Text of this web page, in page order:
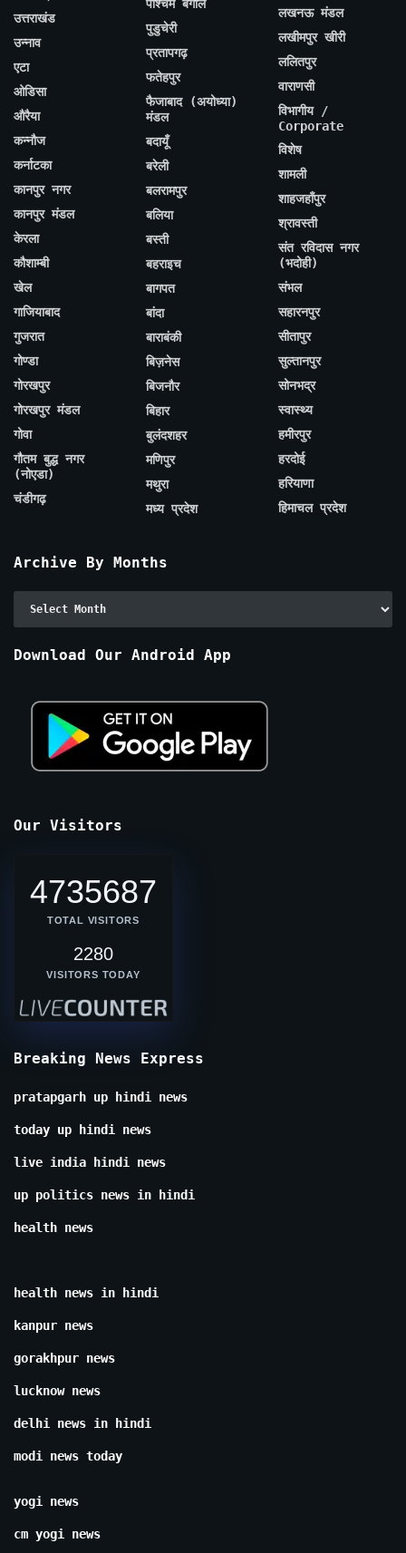
उत्तराखंड
उन्नाव
एटा
ओडिसा
औरैया
कन्नौज
कर्नाटका
कानपुर नगर
कानपुर मंडल
केरला
कौशाम्बी
खेल
गाजियाबाद
गुजरात
गोण्डा
गोरखपुर
गोरखपुर मंडल
गोवा
गौतम बुद्ध नगर
(नोएडा)
चंडीगढ़
पश्चिम बंगाल
पुडुचेरी
प्रतापगढ़
फतेहपुर
फैजाबाद (अयोध्या)
मंडल
बदायूँ
बरेली
बलरामपुर
बलिया
बस्ती
बहराइच
बागपत
बांदा
बाराबंकी
बिज़नेस
बिजनौर
बिहार
बुलंदशहर
मणिपुर
मथुरा
मध्य प्रदेश
लखनऊ मंडल
लखीमपुर खीरी
ललितपुर
वाराणसी
विभागीय /
Corporate
विशेष
शामली
शाहजहाँपुर
श्रावस्ती
संत रविदास नगर
(भदोही)
संभल
सहारनपुर
सीतापुर
सुल्तानपुर
सोनभद्र
स्वास्थ्य
हमीरपुर
हरदोई
हरियाणा
हिमाचल प्रदेश
Archive By Months
Archive
Download Our Android App
Our Visitors
4735687
TOTAL VISITORS
2280
VISITORS TODAY
Breaking News Express
pratapgarh up hindi news
today up hindi news
live india hindi news
up politics news in hindi
health news
health news in hindi
kanpur news
gorakhpur news
lucknow news
delhi news in hindi
modi news today
yogi news
cm yogi news